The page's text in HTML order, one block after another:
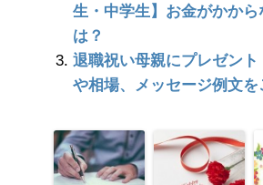
生・中学生】お金がかから
は？
退職祝い母親にプレゼント
や相場、メッセージ例文を